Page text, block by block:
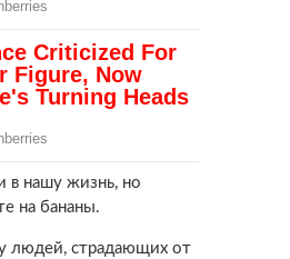
в нашу жизнь, но
на бананы.
людей, страдающих от